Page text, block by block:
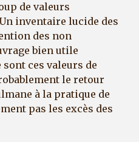
de valeurs
inventaire lucide des
des non
bien utile
ces valeurs de
le retour
à la pratique de
pas les excès des